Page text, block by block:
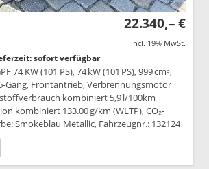
22.340,– €
incl. 19% MwSt.
sofort verfügbar
74 KW (101 PS), 74 kW (101 PS), 999 cm³,
Gang, Frontantrieb, Verbrennungsmotor
kombiniert 5,9 l/100km
kombiniert 133.00 g/km (WLTP), CO₂-
Smokeblau Metallic, Fahrzeugnr.: 132124
Fahrzeugexposé drucken